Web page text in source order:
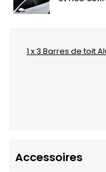
1 x 3 Barres de toit
Accessoires